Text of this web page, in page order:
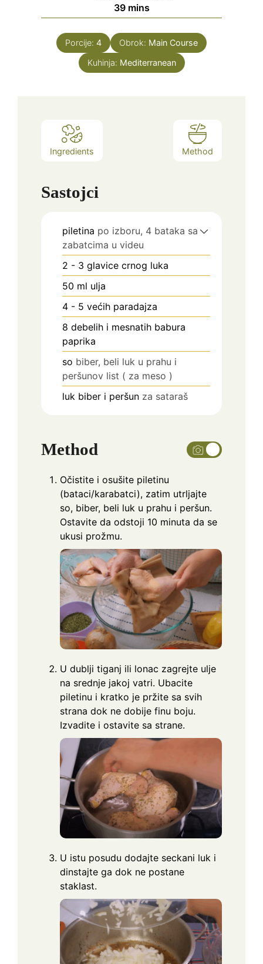
39minutes
mins
Porcije: 4 Obrok: Main Course
Kuhinja: Mediterranean
Ingredients Method
Sastojci
piletina po izboru, 4 bataka sa
zabatcima u videu
2 - 3 glavice crnog luka
50 ml ulja
4 - 5 većih paradajza
8 debelih i mesnatih babura
paprika
so biber, beli luk u prahu i
peršunov list ( za meso )
luk biber i peršun za sataraš
Method
Očistite i osušite piletinu
(bataci/karabatci), zatim utrljajte
so, biber, beli luk u prahu i peršun.
Ostavite da odstoji 10 minuta da se
ukusi prožmu.
U dublji tiganj ili lonac zagrejte ulje
na srednje jakoj vatri. Ubacite
piletinu i kratko je pržite sa svih
strana dok ne dobije finu boju.
Izvadite i ostavite sa strane.
U istu posudu dodajte seckani luk i
dinstajte ga dok ne postane
staklast.